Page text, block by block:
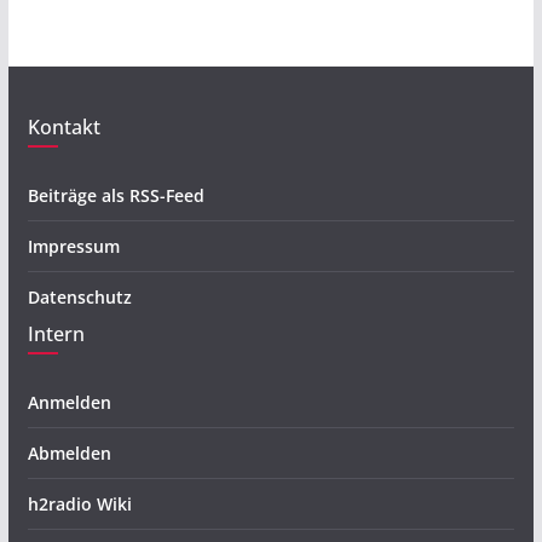
Kontakt
Beiträge als RSS-Feed
Impressum
Datenschutz
Intern
Anmelden
Abmelden
h2radio Wiki